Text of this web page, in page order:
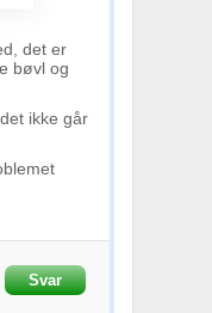
det er
bøvl og
ikke går
Svar